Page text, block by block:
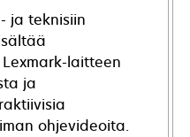
ja teknisiin
laitteen
ja
ohjevideoita.